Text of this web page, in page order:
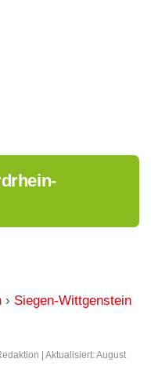
› Siegen-Wittgenstein
| Aktualisiert: August